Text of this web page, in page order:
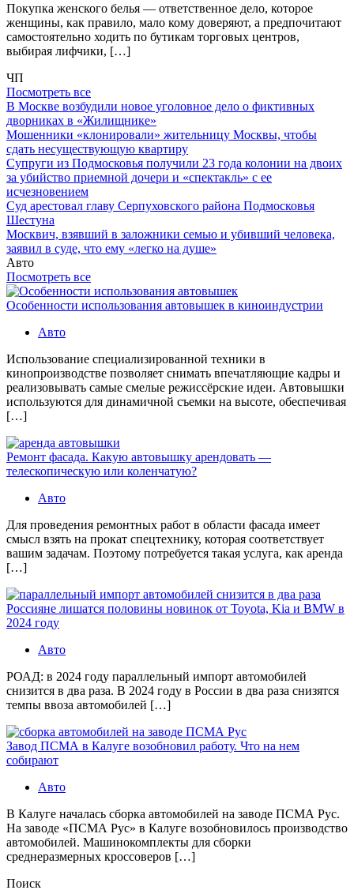
Покупка женского белья — ответственное дело, которое
женщины, как правило, мало кому доверяют, а предпочитают
самостоятельно ходить по бутикам торговых центров,
выбирая лифчики, […]
ЧП
Посмотреть все
В Москве возбудили новое уголовное дело о фиктивных
дворниках в «Жилищнике»
Мошенники «клонировали» жительницу Москвы, чтобы
сдать несуществующую квартиру
Супруги из Подмосковья получили 23 года колонии на двоих
за убийство приемной дочери и «спектакль» с ее
исчезновением
Суд арестовал главу Серпуховского района Подмосковья
Шестуна
Москвич, взявший в заложники семью и убивший человека,
заявил в суде, что ему «легко на душе»
Авто
Посмотреть все
Особенности использования автовышек в киноиндустрии
Авто
Использование специализированной техники в
кинопроизводстве позволяет снимать впечатляющие кадры и
реализовывать самые смелые режиссёрские идеи. Автовышки
используются для динамичной съемки на высоте, обеспечивая
[…]
Ремонт фасада. Какую автовышку арендовать —
телескопическую или коленчатую?
Авто
Для проведения ремонтных работ в области фасада имеет
смысл взять на прокат спецтехнику, которая соответствует
вашим задачам. Поэтому потребуется такая услуга, как аренда
[…]
Россияне лишатся половины новинок от Toyota, Kia и BMW в
2024 году
Авто
РОАД: в 2024 году параллельный импорт автомобилей
снизится в два раза. В 2024 году в России в два раза снизятся
темпы ввоза автомобилей […]
Завод ПСМА в Калуге возобновил работу. Что на нем
собирают
Авто
В Калуге началась сборка автомобилей на заводе ПСМА Рус.
На заводе «ПСМА Рус» в Калуге возобновилось производство
автомобилей. Машинокомплекты для сборки
среднеразмерных кроссоверов […]
Поиск